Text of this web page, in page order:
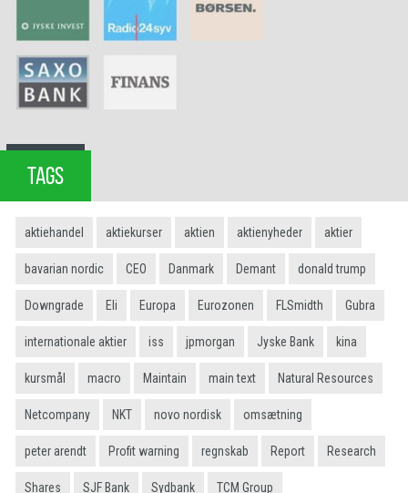
TAGS
aktiehandel aktiekurser aktien aktienyheder aktier
bavarian nordic CEO Danmark Demant donald trump
Downgrade Eli Europa Eurozonen FLSmidth Gubra
internationale aktier iss jpmorgan Jyske Bank kina
kursmål macro Maintain main text Natural Resources
Netcompany NKT novo nordisk omsætning
peter arendt Profit warning regnskab Report Research
Shares SJF Bank Sydbank TCM Group